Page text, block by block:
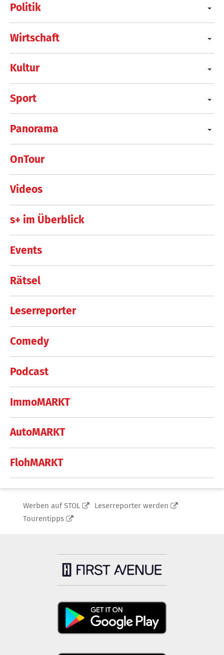
Politik
Wirtschaft
Kultur
Sport
Panorama
OnTour
Videos
s+ im Überblick
Events
Rätsel
Leserreporter
Comedy
Podcast
ImmoMARKT
AutoMARKT
FlohMARKT
Werben auf STOL
Leserreporter werden
Tourentipps